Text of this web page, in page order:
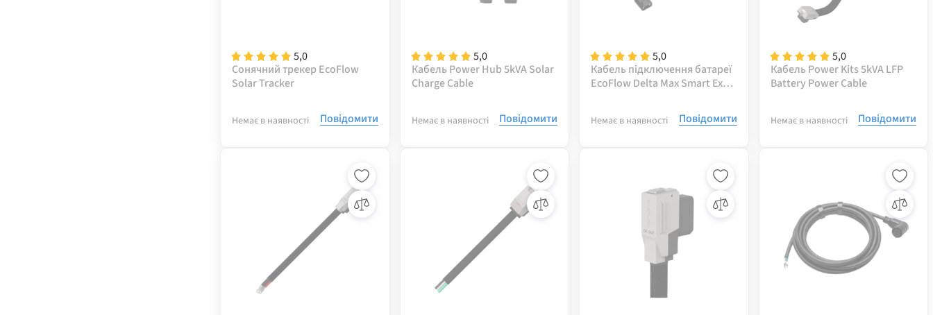
5,0
Сонячний трекер EcoFlow
Solar Tracker
Немає в наявності Повідомити
5,0
Кабель Power Hub 5kVA Solar
Charge Cable
Немає в наявності Повідомити
5,0
Кабель підключення батареї
EcoFlow Delta Max Smart Extra
Немає в наявності Повідомити
5,0
Кабель Power Kits 5kVA LFP
Battery Power Cable
Немає в наявності Повідомити